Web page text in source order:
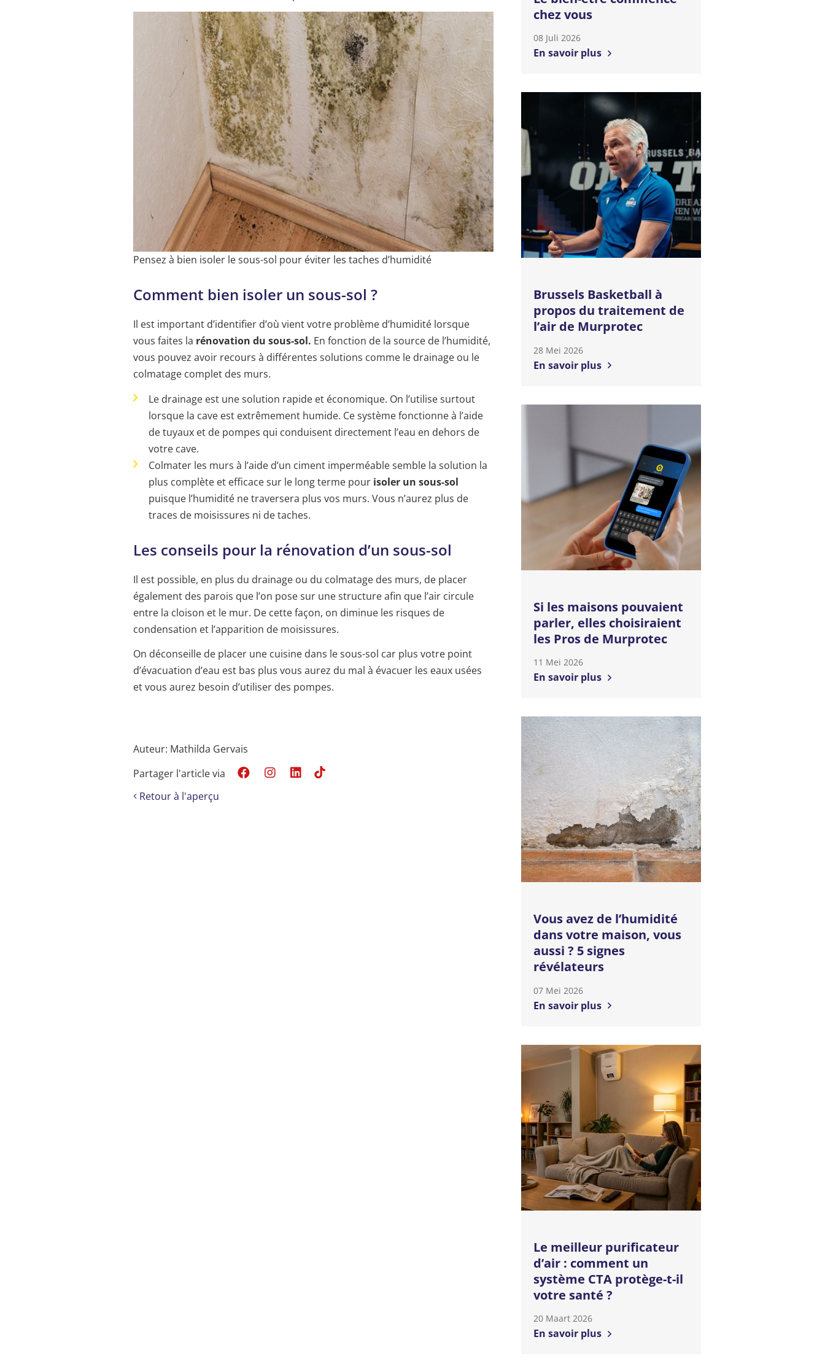
Pensez à bien isoler le sous-sol pour éviter les taches d’humidité
Comment bien isoler un sous-sol ?
Il est important d’identifier d’où vient votre problème d’humidité lorsque
vous faites la rénovation du sous-sol. En fonction de la source de l’humidité,
vous pouvez avoir recours à différentes solutions comme le drainage ou le
colmatage complet des murs.
Le drainage est une solution rapide et économique. On l’utilise surtout
lorsque la cave est extrêmement humide. Ce système fonctionne à l’aide
de tuyaux et de pompes qui conduisent directement l’eau en dehors de
votre cave.
Colmater les murs à l’aide d’un ciment imperméable semble la solution la
plus complète et efficace sur le long terme pour isoler un sous-sol
puisque l’humidité ne traversera plus vos murs. Vous n’aurez plus de
traces de moisissures ni de taches.
Les conseils pour la rénovation d’un sous-sol
Il est possible, en plus du drainage ou du colmatage des murs, de placer
également des parois que l’on pose sur une structure afin que l’air circule
entre la cloison et le mur. De cette façon, on diminue les risques de
condensation et l’apparition de moisissures.
On déconseille de placer une cuisine dans le sous-sol car plus votre point
d’évacuation d’eau est bas plus vous aurez du mal à évacuer les eaux usées
et vous aurez besoin d’utiliser des pompes.
Auteur: Mathilda Gervais
Partager l'article via
Retour à l'aperçu
chez vous
08 Juli 2026
En savoir plus
Brussels Basketball à
propos du traitement de
l’air de Murprotec
28 Mei 2026
En savoir plus
Si les maisons pouvaient
parler, elles choisiraient
les Pros de Murprotec
11 Mei 2026
En savoir plus
Vous avez de l’humidité
dans votre maison, vous
aussi ? 5 signes
révélateurs
07 Mei 2026
En savoir plus
Le meilleur purificateur
d’air : comment un
système CTA protège-t-il
votre santé ?
20 Maart 2026
En savoir plus